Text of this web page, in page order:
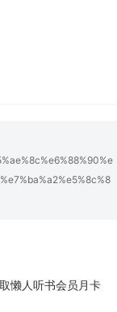
懒人听书会员月卡